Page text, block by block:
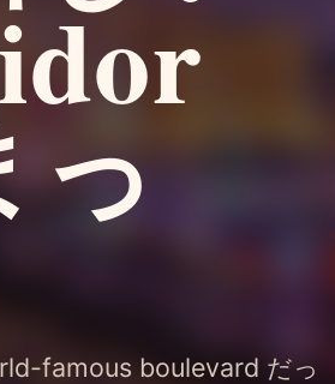
っ
famous boulevard だっ